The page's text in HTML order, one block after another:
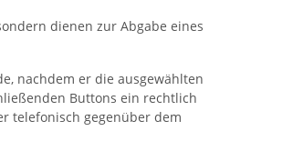
dienen zur Abgabe eines
nachdem er die ausgewählten
Buttons ein rechtlich
telefonisch gegenüber dem